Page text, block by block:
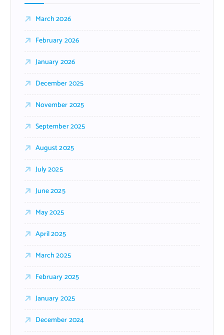
March 2026
February 2026
January 2026
December 2025
November 2025
September 2025
August 2025
July 2025
June 2025
May 2025
April 2025
March 2025
February 2025
January 2025
December 2024